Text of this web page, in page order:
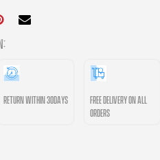
Return within 30days
Free delivery on all
orders